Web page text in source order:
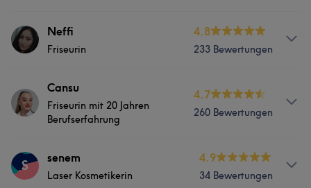
Services
Portfolio
Neffi
Friseurin
4.8
233 Bewertungen
Services
Friseur Gesicht Haarentfernung
Portfolio
Cansu
Friseurin mit 20 Jahren
Berufserfahrung
4.7
260 Bewertungen
Services
S senem
Laser Kosmetikerin
4.9
34 Bewertungen